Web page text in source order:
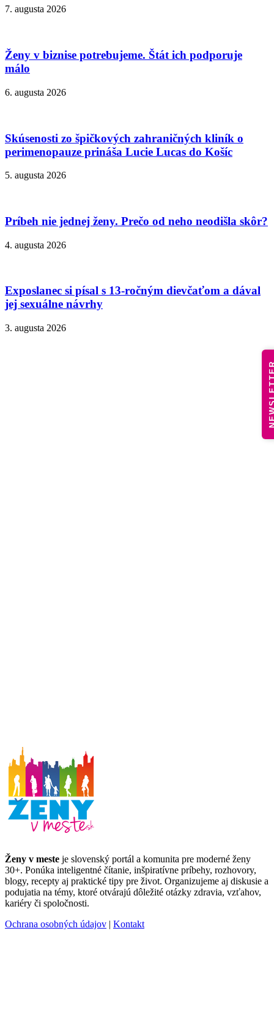
7. augusta 2026
Ženy v biznise potrebujeme. Štát ich podporuje
málo
6. augusta 2026
Skúsenosti zo špičkových zahraničných kliník o
perimenopauze prináša Lucie Lucas do Košíc
5. augusta 2026
Príbeh nie jednej ženy. Prečo od neho neodišla skôr?
4. augusta 2026
Exposlanec si písal s 13-ročným dievčaťom a dával
jej sexuálne návrhy
3. augusta 2026
Ženy v meste je slovenský portál a komunita pre moderné ženy
30+. Ponúka inteligentné čítanie, inšpiratívne príbehy, rozhovory,
blogy, recepty aj praktické tipy pre život. Organizujeme aj diskusie a
podujatia na témy, ktoré otvárajú dôležité otázky zdravia, vzťahov,
kariéry či spoločnosti.
Ochrana osobných údajov | Kontakt